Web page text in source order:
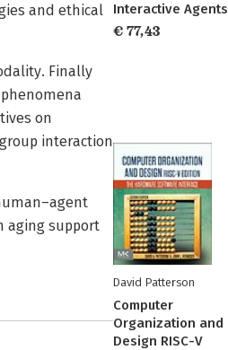
and ethical
Finally
on
interaction
aging support
Interactive Agents
€ 77,43
David Patterson
Computer
Organization and
Design RISC-V